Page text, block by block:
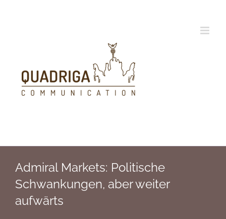
Admiral Markets: Politische
Schwankungen, aber weiter
aufwärts